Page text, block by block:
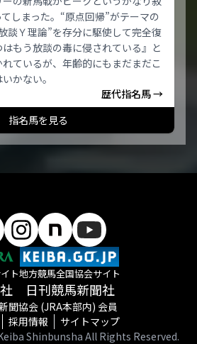
しまった。“原点回帰”がテーマの
談Ｙ理論”を存分に駆使して完全復
もう放談の毒に侵されている』と
ているが、年齢的にもまだまだこ
かない。
歴代指名馬 →
指名馬を見る
ト地方競馬全国協会サイト
日刊競馬新聞社
聞協会 (JRA本部内) 会員
採用情報
サイトマップ
Shinbunsha All Rights Reserved.